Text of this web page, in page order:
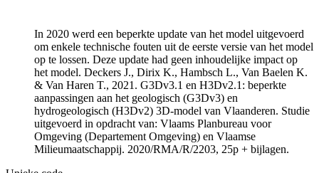
In 2020 werd een beperkte update van het model uitgevoerd
om enkele technische fouten uit de eerste versie van het model
op te lossen. Deze update had geen inhoudelijke impact op
het model. Deckers J., Dirix K., Hambsch L., Van Baelen K.
& Van Haren T., 2021. G3Dv3.1 en H3Dv2.1: beperkte
aanpassingen aan het geologisch (G3Dv3) en
hydrogeologisch (H3Dv2) 3D-model van Vlaanderen. Studie
uitgevoerd in opdracht van: Vlaams Planbureau voor
Omgeving (Departement Omgeving) en Vlaamse
Milieumaatschappij. 2020/RMA/R/2203, 25p + bijlagen.